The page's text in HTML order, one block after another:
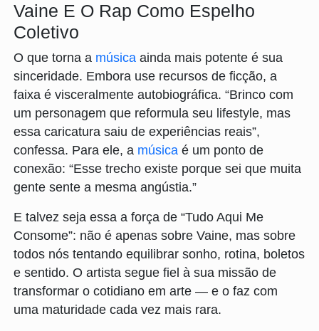
Vaine E O Rap Como Espelho
Coletivo
O que torna a música ainda mais potente é sua
sinceridade. Embora use recursos de ficção, a
faixa é visceralmente autobiográfica. “Brinco com
um personagem que reformula seu lifestyle, mas
essa caricatura saiu de experiências reais”,
confessa. Para ele, a música é um ponto de
conexão: “Esse trecho existe porque sei que muita
gente sente a mesma angústia.”
E talvez seja essa a força de “Tudo Aqui Me
Consome”: não é apenas sobre Vaine, mas sobre
todos nós tentando equilibrar sonho, rotina, boletos
e sentido. O artista segue fiel à sua missão de
transformar o cotidiano em arte — e o faz com
uma maturidade cada vez mais rara.